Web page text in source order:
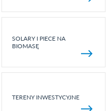
SOLARY I PIECE NA
BIOMASĘ
TERENY INWESTYCYJNE